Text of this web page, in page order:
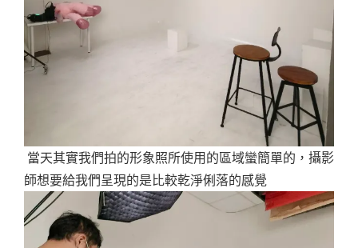
當天其實我們拍的形象照所使用的區域蠻簡單的，攝影
師想要給我們呈現的是比較乾淨俐落的感覺